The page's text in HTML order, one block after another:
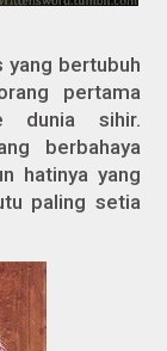
yang bertubuh
pertama
dunia sihir.
berbahaya
hatinya yang
paling setia